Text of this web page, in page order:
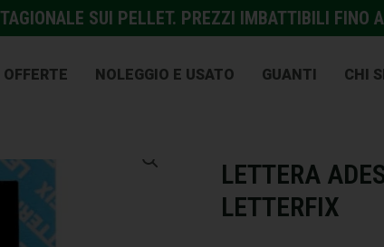
SUI PELLET. PREZZI IMBATTIBILI FINO
OFFERTE NOLEGGIO E USATO GUANTI CHI
LETTERA
LETTERFIX